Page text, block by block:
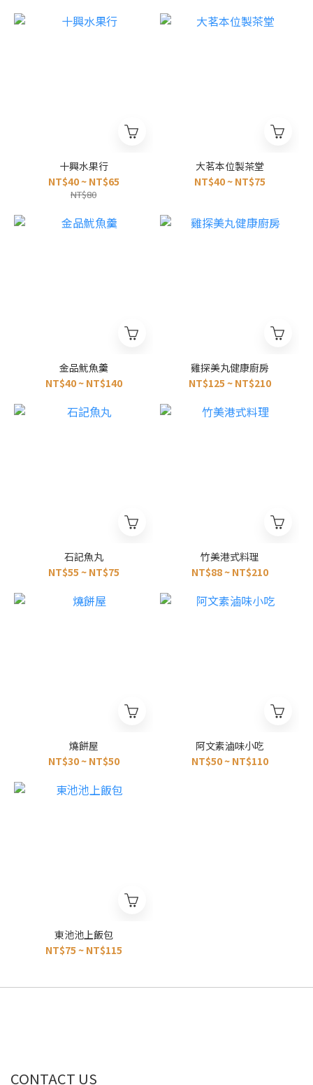
十興水果行
NT$40 ~ NT$65
NT$80
大茗本位製茶堂
NT$40 ~ NT$75
金品魷魚羹
NT$40 ~ NT$140
雞探美丸健康廚房
NT$125 ~ NT$210
石記魚丸
NT$55 ~ NT$75
竹美港式料理
NT$88 ~ NT$210
燒餅屋
NT$30 ~ NT$50
阿文素滷味小吃
NT$50 ~ NT$110
東池池上飯包
NT$75 ~ NT$115
CONTACT US